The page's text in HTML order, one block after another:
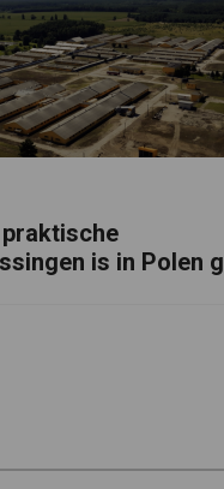
praktische
is in Polen